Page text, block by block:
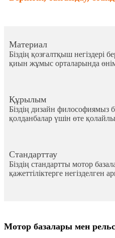
Материал
Біздің қозғалтқыш негіздері
қиын жұмыс орталарында
Құрылым
Біздің дизайн философиямыз
қолданбалар үшін өте қолайлы
Стандарттау
Біздің стандартты мотор
қажеттіліктерге негізделген
Мотор базалары мен